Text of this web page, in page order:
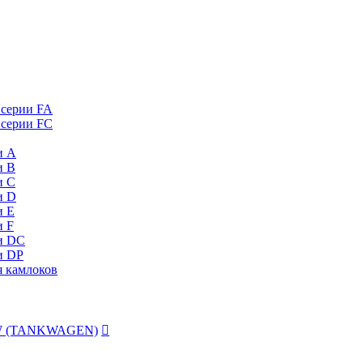
FA
FC
А
B
C
D
Е
F
DC
DP
камлоков
(TANKWAGEN) 